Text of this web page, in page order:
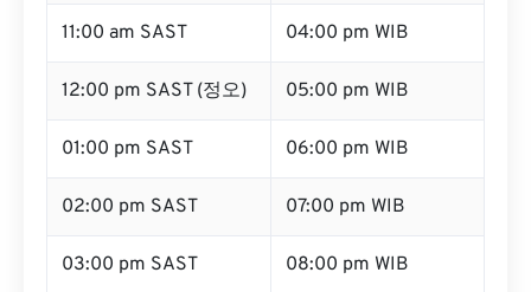
11:00 am SAST 04:00 pm WIB
12:00 pm SAST (정오) 05:00 pm WIB
01:00 pm SAST 06:00 pm WIB
02:00 pm SAST 07:00 pm WIB
03:00 pm SAST 08:00 pm WIB